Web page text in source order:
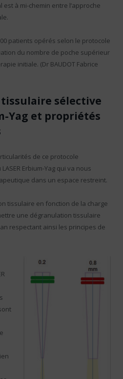
est à mi-chemin entre l’approche
patients opérés selon le protocole
du nombre de poche supérieur
initiale. (Dr BAUDOT Fabrice
sélective
Yag et propriétés
de ce protocole
Erbium-Yag qui va nous
dans un espace restreint.
tissulaire en fonction de la charge
une dégranulation tissulaire
respectant ainsi les principes de